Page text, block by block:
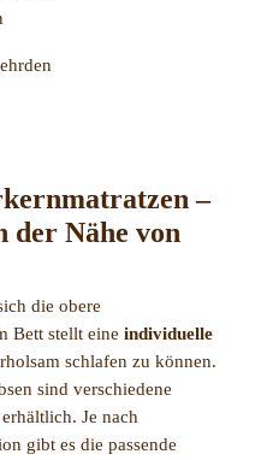
–
der Nähe von
die obere
Bett stellt eine individuelle
schlafen zu können.
sind verschiedene
Je nach
gibt es die passende